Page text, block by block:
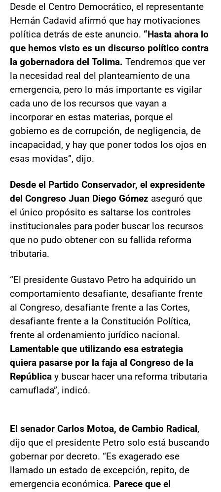
Desde el Centro Democrático, el representante
Hernán Cadavid afirmó que hay motivaciones
política detrás de este anuncio. “Hasta ahora lo
que hemos visto es un discurso político contra
la gobernadora del Tolima. Tendremos que ver
la necesidad real del planteamiento de una
emergencia, pero lo más importante es vigilar
cada uno de los recursos que vayan a
incorporar en estas materias, porque el
gobierno es de corrupción, de negligencia, de
incapacidad, y hay que poner todos los ojos en
esas movidas”, dijo.
Desde el Partido Conservador, el expresidente
del Congreso Juan Diego Gómez aseguró que
el único propósito es saltarse los controles
institucionales para poder buscar los recursos
que no pudo obtener con su fallida reforma
tributaria.
“El presidente Gustavo Petro ha adquirido un
comportamiento desafiante, desafiante frente
al Congreso, desafiante frente a las Cortes,
desafiante frente a la Constitución Política,
frente al ordenamiento jurídico nacional.
Lamentable que utilizando esa estrategia
quiera pasarse por la faja al Congreso de la
República y buscar hacer una reforma tributaria
camuflada”, indicó.
El senador Carlos Motoa, de Cambio Radical,
dijo que el presidente Petro solo está buscando
gobernar por decreto. “Es exagerado ese
llamado un estado de excepción, repito, de
emergencia económica. Parece que el